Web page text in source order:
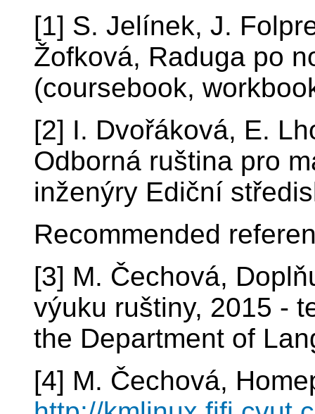
[1] S. Jelínek, J.
Žofková, Raduga po
(coursebook,
[2] I. Dvořáková, E.
Odborná ruština pro
inženýry Ediční
Recommended
[3] M. Čechová,
výuku ruštiny, 2015 -
the Department of
[4] M. Čechová,